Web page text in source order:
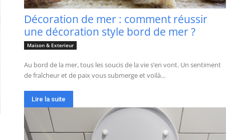
Décoration de mer : comment réussir
une décoration style bord de mer ?
Maison & Exterieur
Au bord de la mer, tous les soucis de la vie s’en vont. Un sentiment
de fraîcheur et de paix vous submerge et voilà...
Lire la suite